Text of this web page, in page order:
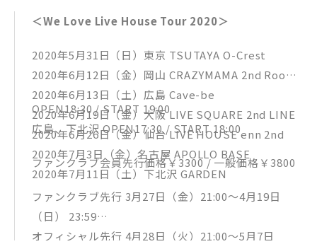
＜We Love Live House Tour 2020＞
2020年5月31日（日）東京 TSUTAYA O-Crest
2020年6月12日（金）岡山 CRAZYMAMA 2nd Room
2020年6月13日（土）広島 Cave-be
2020年6月19日（金）大阪 LIVE SQUARE 2nd LINE
2020年6月26日（金）仙台 LIVE HOUSE enn 2nd
2020年7月3日（金）名古屋 APOLLO BASE
2020年7月11日（土）下北沢 GARDEN
OPEN18:30 / START 19:00
広島、下北沢 OPEN17:30 / START 18:00
ファンクラブ会員先行価格￥3300 / 一般価格￥3800
ファンクラブ先行 3月27日（金）21:00〜4月19日
（日） 23:59
オフィシャル先行 4月28日（火）21:00〜5月7日